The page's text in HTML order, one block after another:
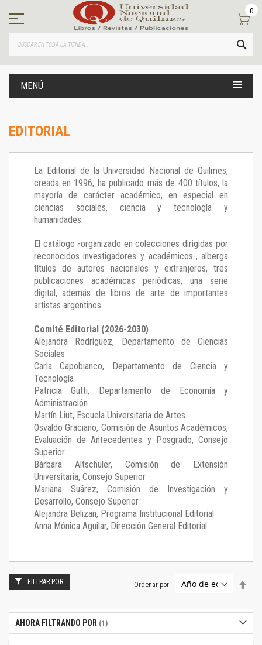
contenido
0
MENÚ
EDITORIAL
La Editorial de la Universidad Nacional de Quilmes,
creada en 1996, ha publicado más de 400 títulos, la
mayoría de carácter académico, en especial en
ciencias sociales, ciencia y tecnología y
humanidades.
El catálogo -organizado en colecciones dirigidas por
reconocidos investigadores y académicos-, alberga
títulos de autores nacionales y extranjeros, tres
publicaciones académicas periódicas, una serie
digital, además de libros de arte de importantes
artistas argentinos.
Comité Editorial (2026-2030)
Alejandra Rodríguez, Departamento de Ciencias
Sociales
Carla Capobianco, Departamento de Ciencia y
Tecnología
Patricia Gutti, Departamento de Economía y
Administración
Martín Liut, Escuela Universitaria de Artes
Osvaldo Graciano, Comisión de Asuntos Académicos,
Evaluación de Antecedentes y Posgrado, Consejo
Superior
Bárbara Altschuler, Comisión de Extensión
Universitaria, Consejo Superior
Mariana Suárez, Comisión de Investigación y
Desarrollo, Consejo Superior
Alejandra Belizan, Programa Institucional Editorial
Anna Mónica Aguilar, Dirección General Editorial
Ordenar por
FILTRAR POR
AHORA FILTRANDO POR